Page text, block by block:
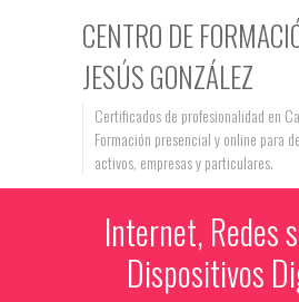
CENTRO DE
JESÚS GONZÁLEZ
Certificados de profesionalidad en
Formación presencial y online para
activos, empresas y particulares.
Internet, Redes
Dispositivos